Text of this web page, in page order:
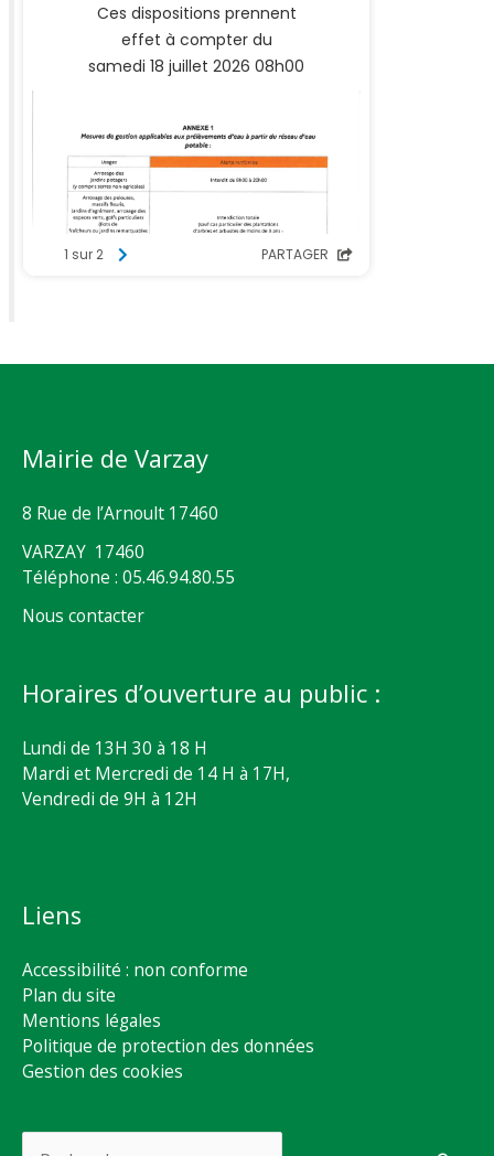
Mairie de Varzay
8 Rue de l’Arnoult 17460
VARZAY 17460
Téléphone : 05.46.94.80.55
Nous contacter
Horaires d’ouverture au public :
Lundi de 13H 30 à 18 H
Mardi et Mercredi de 14 H à 17H,
Vendredi de 9H à 12H
Liens
Accessibilité : non conforme
Plan du site
Mentions légales
Politique de protection des données
Gestion des cookies